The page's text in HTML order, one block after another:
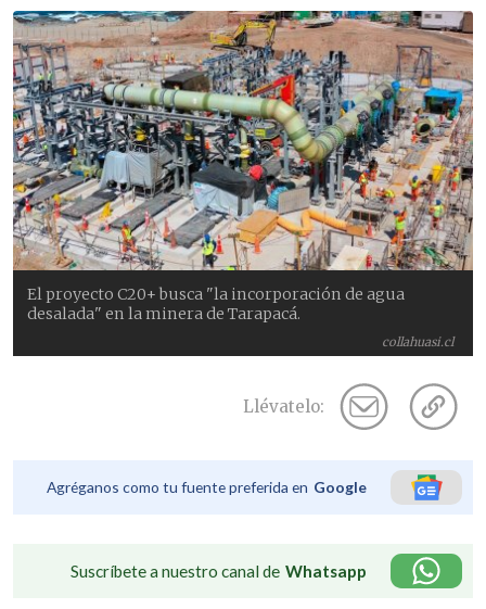
collahuasi.cl
El proyecto C20+ busca "la incorporación de agua
desalada" en la minera de Tarapacá.
Llévatelo:
Agréganos como tu fuente preferida en Google
Suscríbete a nuestro canal de Whatsapp